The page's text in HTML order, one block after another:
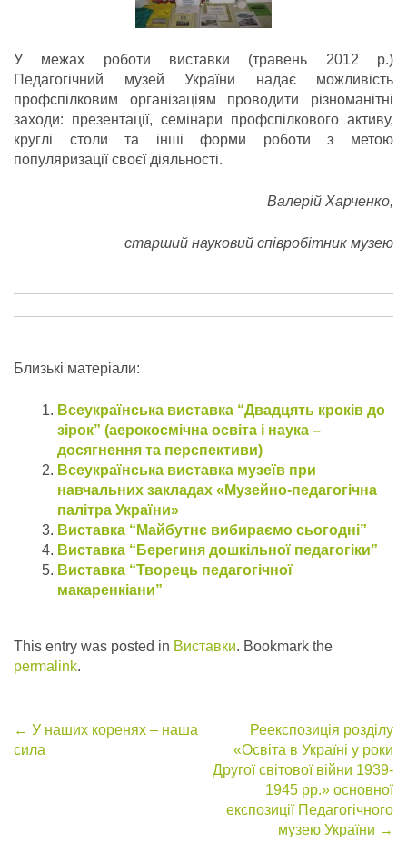
У межах роботи виставки (травень 2012 р.)
Педагогічний музей України надає можливість
профспілковим організаціям проводити різноманітні
заходи: презентації, семінари профспілкового активу,
круглі столи та інші форми роботи з метою
популяризації своєї діяльності.
Валерій Харченко,
старший науковий співробітник музею
Близькі матеріали:
Всеукраїнська виставка “Двадцять кроків до
зірок” (аерокосмічна освіта і наука –
досягнення та перспективи)
Всеукраїнська виставка музеїв при
навчальних закладах «Музейно-педагогічна
палітра України»
Виставка “Майбутнє вибираємо сьогодні”
Виставка “Берегиня дошкільної педагогіки”
Виставка “Творець педагогічної
макаренкіани”
This entry was posted in Виставки. Bookmark the
permalink.
Post
← У наших коренях – наша
сила
Реекспозиція розділу
«Освіта в Україні у роки
Другої світової війни 1939-
1945 рр.» основної
експозиції Педагогічного
музею України →